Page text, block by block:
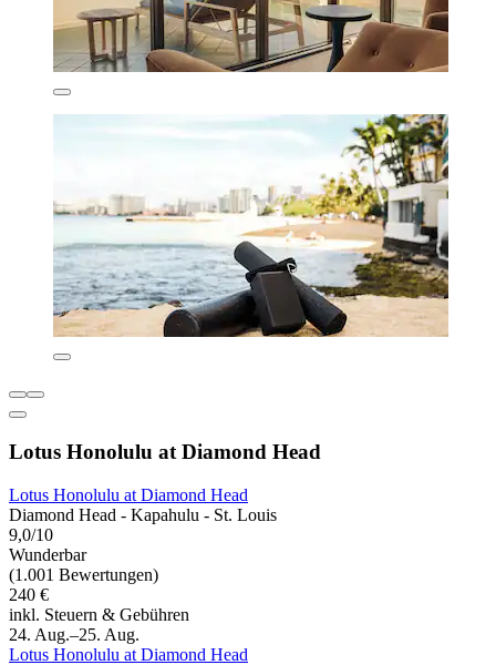
Lotus Honolulu at Diamond Head
Lotus Honolulu at Diamond Head
Diamond Head - Kapahulu - St. Louis
9,0/10
Wunderbar
(1.001 Bewertungen)
240 €
inkl. Steuern & Gebühren
24. Aug.–25. Aug.
Lotus Honolulu at Diamond Head